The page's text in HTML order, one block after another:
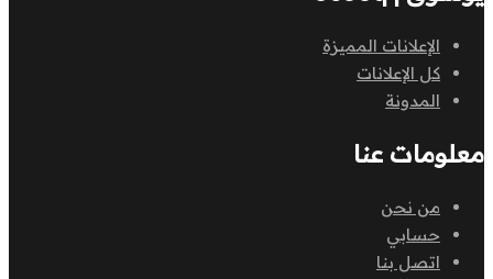
الإعلانات المميزة
كل الإعلانات
المدونة
معلومات عنا
من نحن
حسابي
اتصل بنا